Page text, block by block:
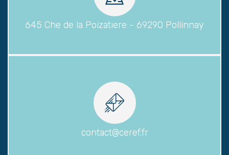
645 Che de la Poizatiere - 69290 Pollinnay
contact@ceref.fr